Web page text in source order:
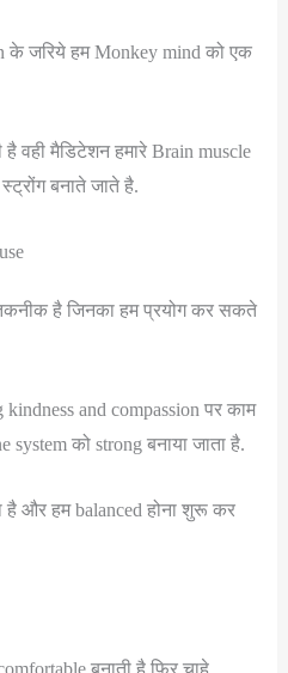
के जरिये हम Monkey mind को एक
वही मैडिटेशन हमारे Brain muscle
बनाते जाते है.
है जिनका हम प्रयोग कर सकते
and compassion पर काम
को strong बनाया जाता है.
है और हम balanced होना शुरू कर
बनाती है फिर चाहे